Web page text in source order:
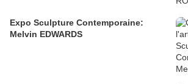
Expo Sculpture Contemporaine:
Melvin EDWARDS